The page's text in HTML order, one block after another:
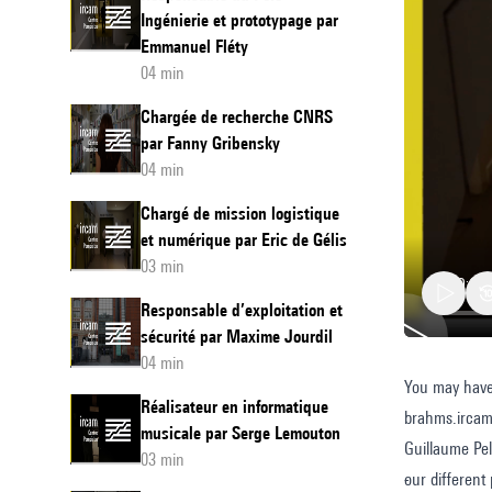
Ingénierie et prototypage par
Emmanuel Fléty
04 min
Chargée de recherche CNRS
par Fanny Gribensky
04 min
Chargé de mission logistique
et numérique par Eric de Gélis
03 min
Responsable d’exploitation et
sécurité par Maxime Jourdil
04 min
Réalisateur en informatique
musicale par Serge Lemouton
03 min
Head
of
the
Web
You may
Guillaume
our different
-